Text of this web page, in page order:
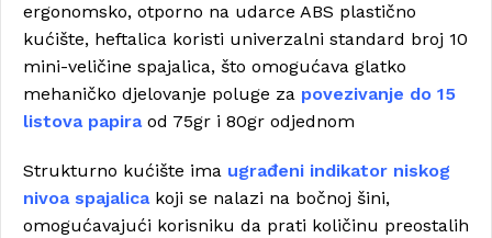
ergonomsko, otporno na udarce ABS plastično
kućište, heftalica koristi univerzalni standard broj 10
mini-veličine spajalica, što omogućava glatko
mehaničko djelovanje poluge za povezivanje do 15
listova papiraod 75gr i 80gr odjednom
Strukturno kućište ima ugrađeni indikator niskog
nivoa spajalicakoji se nalazi na bočnoj šini,
omogućavajući korisniku da prati količinu preostalih